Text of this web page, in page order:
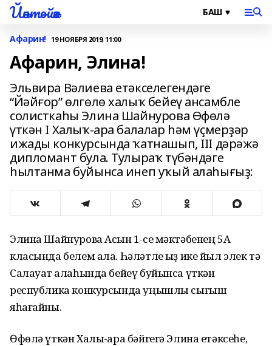
Йәнтөйәк
Афарин! 19 НОЯБРЯ 2019, 11:00
Афарин, Элина!
Эльвира Вәлиева етәкселегендәге
“Йәйғор” өлгөлө халыҡ бейеү ансамбле
солисткаһы Элина Шайнурова Өфөлә
үткән I Халыҡ-ара балалар һәм үҫмерҙәр
ижады конкурсында ҡатнашып, III дәрәжә
дипломант була. Тулыраҡ түбәндәге
һылтанма буйынса инеп уҡый алаһығыҙ:
Элина Шайнурова Асҡын 1-се мәктәбенең 5А
класында белем ала. Һәләтле ҡыҙ ике йыл элек тә
Салауат ҡалаһында бейеү буйынса үткән
республика конкурсында уңышлы сығыш
яһағайны.
Өфөлә үткән Халыҡ-ара бәйгегә Элина етәксеһе,